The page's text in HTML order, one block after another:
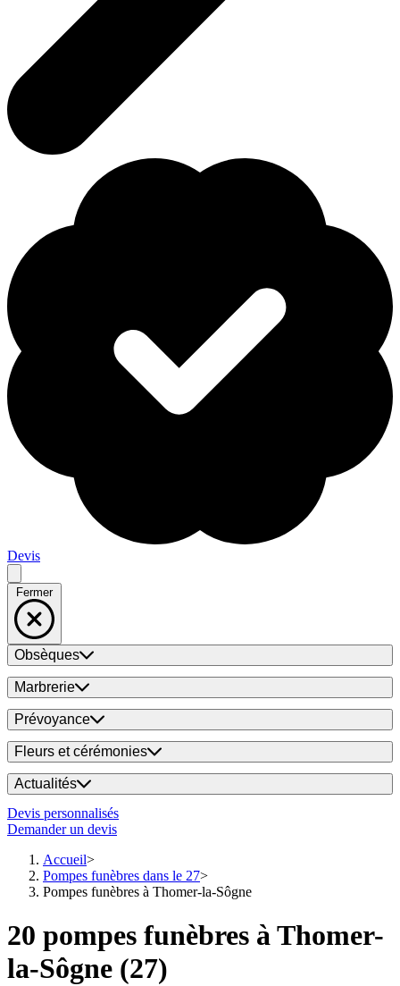
Devis
Fermer
Obsèques
Marbrerie
Prévoyance
Fleurs et cérémonies
Actualités
Devis personnalisés
Demander un devis
Accueil
Pompes funèbres dans le 27
Pompes funèbres à Thomer-la-Sôgne
20 pompes funèbres à Thomer-
la-Sôgne (27)